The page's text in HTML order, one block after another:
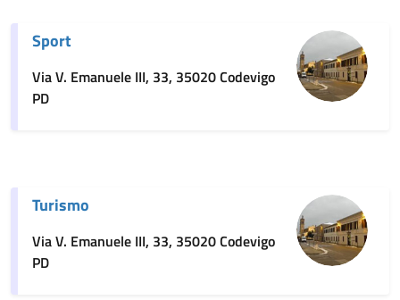
Sport
Via V. Emanuele III, 33, 35020 Codevigo
PD
Turismo
Via V. Emanuele III, 33, 35020 Codevigo
PD